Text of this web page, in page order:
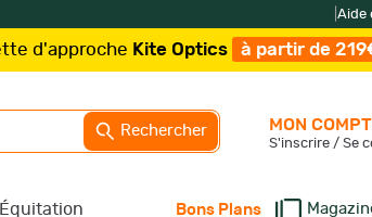
Aide
Kite Optics à partir de 219€ /
Rechercher
Équitation Bons Plans
MON
S'inscrire / Se